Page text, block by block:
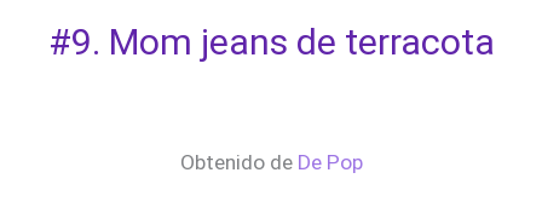
#9. Mom jeans de terracota
Obtenido de De Pop